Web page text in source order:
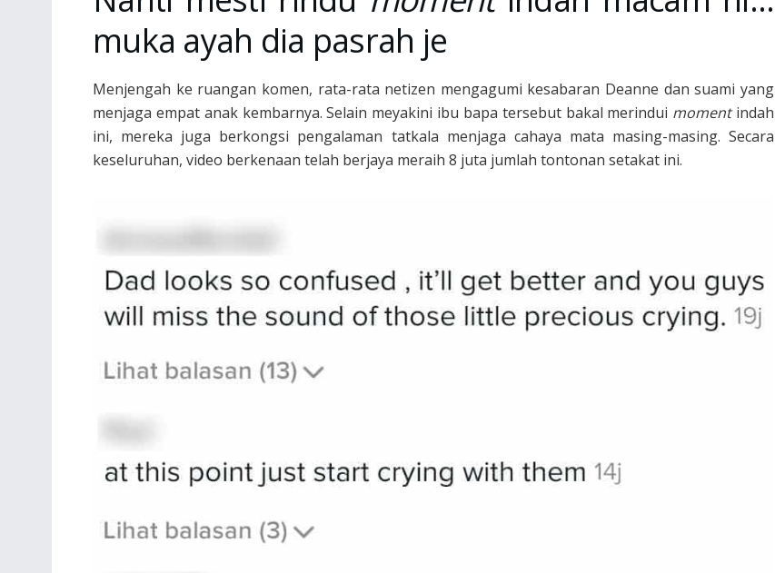
muka ayah dia pasrah je
Menjengah ke ruangan komen, rata-rata netizen mengagumi kesabaran Deanne dan suami yang
menjaga empat anak kembarnya. Selain meyakini ibu bapa tersebut bakal merindui momentindah
ini, mereka juga berkongsi pengalaman tatkala menjaga cahaya mata masing-masing. Secara
keseluruhan, video berkenaan telah berjaya meraih 8 juta jumlah tontonan setakat ini.